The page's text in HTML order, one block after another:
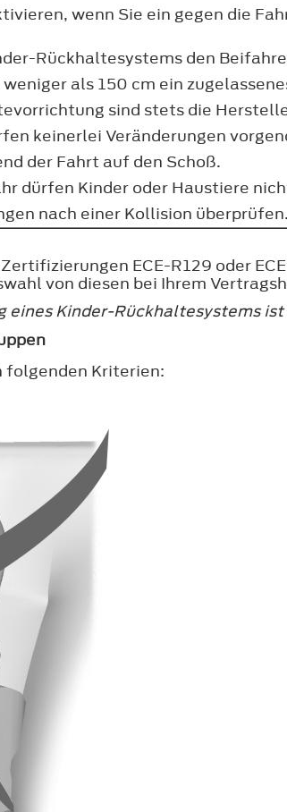
wenn Sie ein gegen die
Rückhaltesystems den
als 150 cm ein
sind stets die
keinerlei Veränderungen
der Fahrt auf den Schoß.
dürfen Kinder oder Haustiere
nach einer Kollision überprüfen.
ECE-R129 oder
von diesen bei Ihrem
eines Kinder-Rückhaltesystems
folgenden Kriterien: